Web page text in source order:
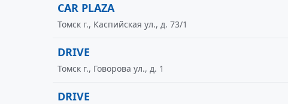
CAR PLAZA
Томск г., Каспийская ул., д. 73/1
DRIVE
Томск г., Говорова ул., д. 1
DRIVE